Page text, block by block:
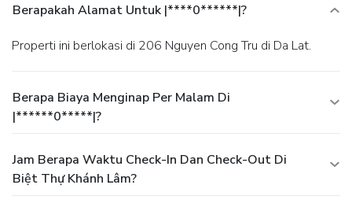
Berapakah Alamat Untuk |****0******|?
Properti ini berlokasi di 206 Nguyen Cong Tru di Da Lat.
Berapa Biaya Menginap Per Malam Di
|******0*****|?
Jam Berapa Waktu Check-In Dan Check-Out Di
Biệt Thự Khánh Lâm?